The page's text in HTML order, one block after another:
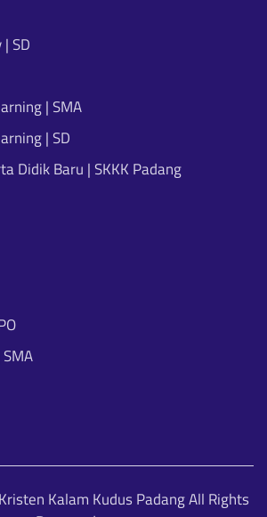
SD
| SMA
| SD
Didik Baru | SKKK Padang
Kalam Kudus Padang All Rights